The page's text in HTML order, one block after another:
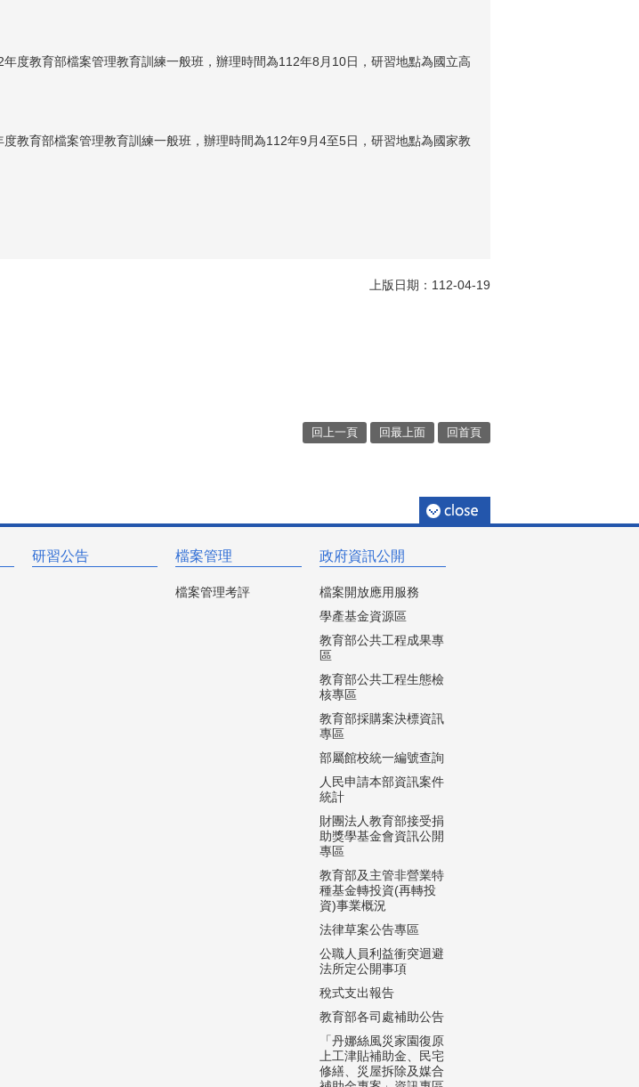
度教育部檔案管理教育訓練一般班，辦理時間為112年8月10日，研習地點為國立高
教育部檔案管理教育訓練一般班，辦理時間為112年9月4至5日，研習地點為國家教
上版日期：112-04-19
回上一頁 回最上面 回首頁
研習公告 檔案管理
檔案管理考評
政府資訊公開
檔案開放應用服務
學產基金資源區
教育部公共工程成果專
區
教育部公共工程生態檢
核專區
教育部採購案決標資訊
專區
部屬館校統一編號查詢
人民申請本部資訊案件
統計
財團法人教育部接受捐
助獎學基金會資訊公開
專區
教育部及主管非營業特
種基金轉投資(再轉投
資)事業概況
法律草案公告專區
公職人員利益衝突迴避
法所定公開事項
稅式支出報告
教育部各司處補助公告
「丹娜絲風災家園復原
上工津貼補助金、民宅
修繕、災屋拆除及媒合